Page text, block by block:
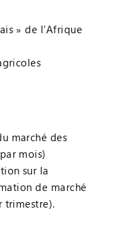
» de l’Afrique
marché des
mois)
sur la
de marché
trimestre).